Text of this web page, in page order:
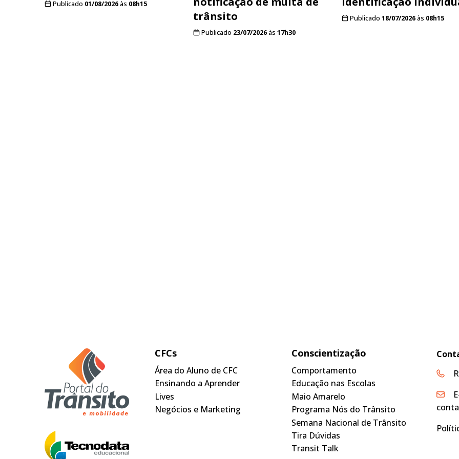
Publicado 01/08/2026às 08h15
trânsito
Publicado 23/07/2026às 17h30
Publicado 18/07/2026às 08h15
CFCs
Área do Aluno de CFC
Ensinando a Aprender
Lives
Negócios e Marketing
Conscientização
Comportamento
Educação nas Escolas
Maio Amarelo
Programa Nós do Trânsito
Semana Nacional de Trânsito
Tira Dúvidas
Transit Talk